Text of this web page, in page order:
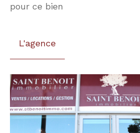
pour ce bien
L'agence